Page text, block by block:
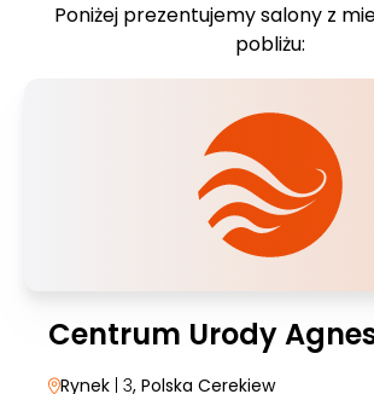
Poniżej prezentujemy salony z
pobliżu:
Centrum Urody
Rynek | 3, Polska Cerekiew